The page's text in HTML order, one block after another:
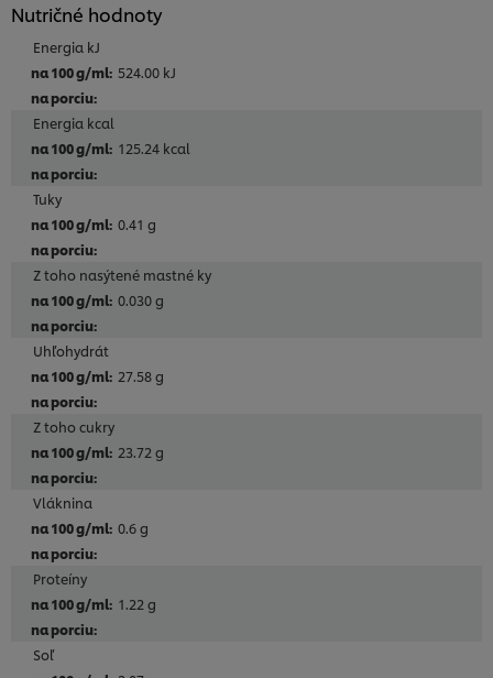
Nutričné hodnoty
Energia kJ
524.00 kJ
Energia kcal
125.24 kcal
Tuky
0.41 g
Z toho nasýtené mastné ky
0.030 g
Uhľohydrát
27.58 g
Z toho cukry
23.72 g
Vláknina
0.6 g
Proteíny
1.22 g
Soľ